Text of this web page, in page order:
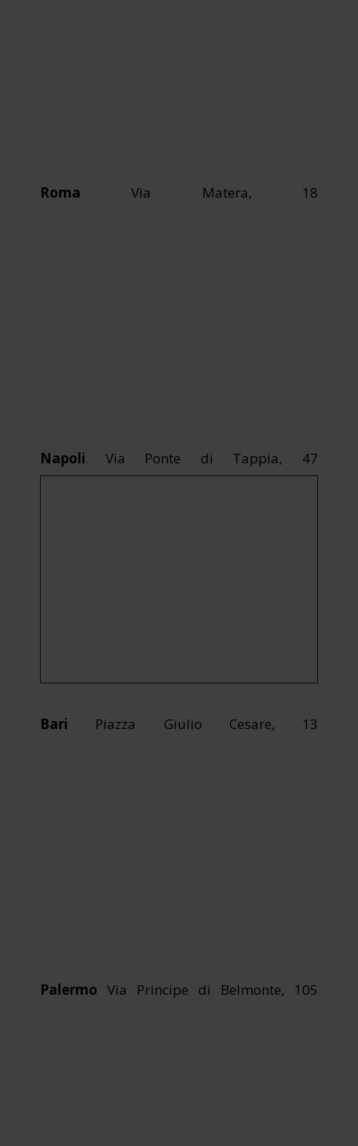
RomaVia Matera, 18
Napoli Via Ponte di Tappia, 47
Bari Piazza Giulio Cesare, 13
Palermo Via Principe di Belmonte, 105